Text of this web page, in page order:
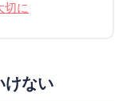
切に
けない